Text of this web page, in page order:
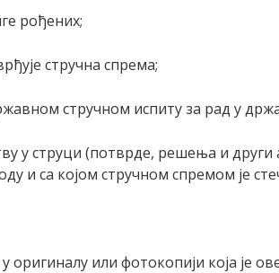
рођених;
стручна спрема;
стручном испиту за рад у
у струци (потврде, решења и други
и са којом стручном спремом је
оригиналу или фотокопији која је